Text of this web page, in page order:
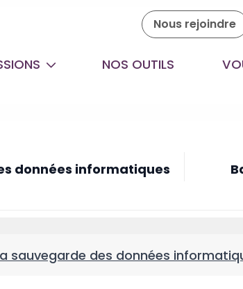
Nous rejoindre
NOS OUTILS
données informatiques
sauvegarde des données